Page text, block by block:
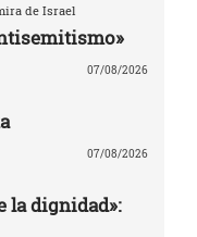
de Israel
07/08/2026
07/08/2026
la dignidad»: